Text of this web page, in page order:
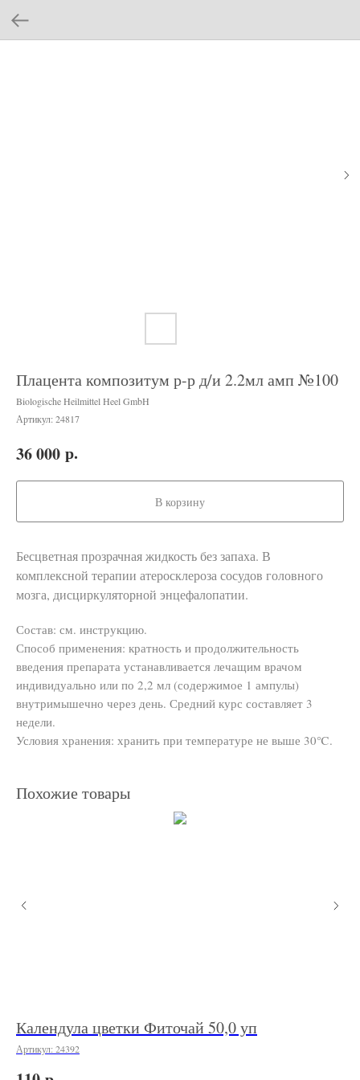
Плацента композитум р-р д/и 2.2мл амп №100
Biologische Heilmittel Heel GmbH
Артикул: 24817
36 000 р.
В корзину
Бесцветная прозрачная жидкость без запаха. В
комплексной терапии атеросклероза сосудов головного
мозга, дисциркуляторной энцефалопатии.
Состав: см. инструкцию.
Способ применения: кратность и продолжительность
введения препарата устанавливается лечащим врачом
индивидуально или по 2,2 мл (содержимое 1 ампулы)
внутримышечно через день. Средний курс составляет 3
недели.
Условия хранения: хранить при температуре не выше 30℃.
Похожие товары
Календула цветки Фиточай 50,0 уп
Артикул: 24392